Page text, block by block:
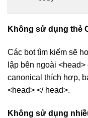
Không sử dụng thẻ
Các bot tìm kiếm sẽ
lập bên ngoài
canonical thích hợp,
<head> </ head>.
Không sử dụng